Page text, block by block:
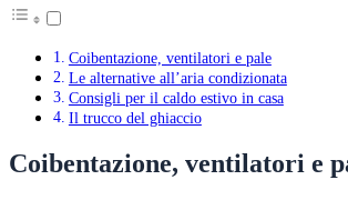
Coibentazione, ventilatori e pale
Le alternative all’aria condizionata
Consigli per il caldo estivo in casa
Il trucco del ghiaccio
Coibentazione, ventilatori e